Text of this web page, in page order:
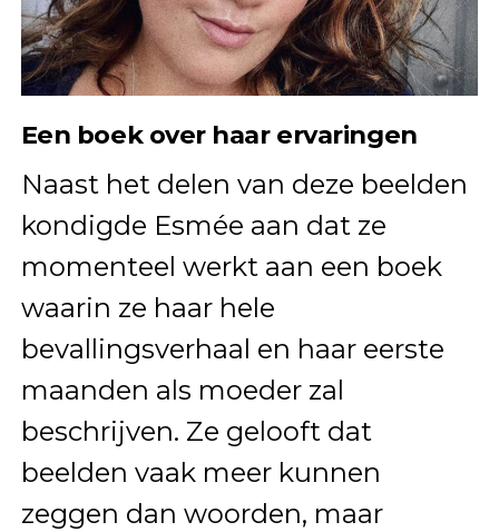
Een boek over haar ervaringen
Naast het delen van deze beelden
kondigde Esmée aan dat ze
momenteel werkt aan een boek
waarin ze haar hele
bevallingsverhaal en haar eerste
maanden als moeder zal
beschrijven. Ze gelooft dat
beelden vaak meer kunnen
zeggen dan woorden, maar